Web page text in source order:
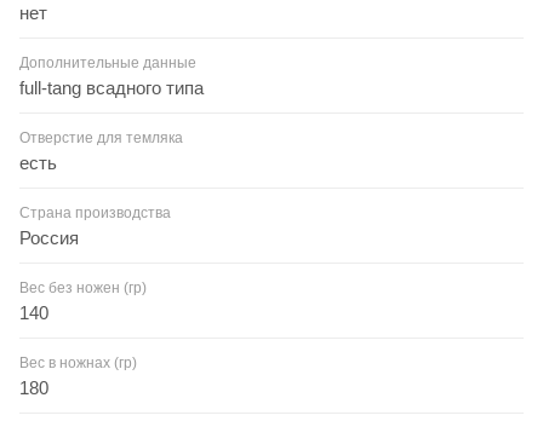
нет
Дополнительные данные
full-tang всадного типа
Отверстие для темляка
есть
Страна производства
Россия
Вес без ножен (гр)
140
Вес в ножнах (гр)
180